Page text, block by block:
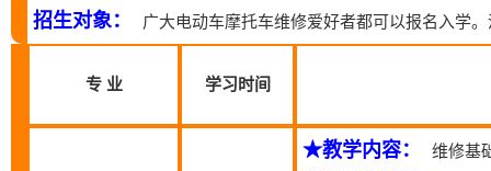
招生对象： 广大电动车摩托车维修爱好者都可以报名入学
专 业 学习时间
★教学内容： 维修基